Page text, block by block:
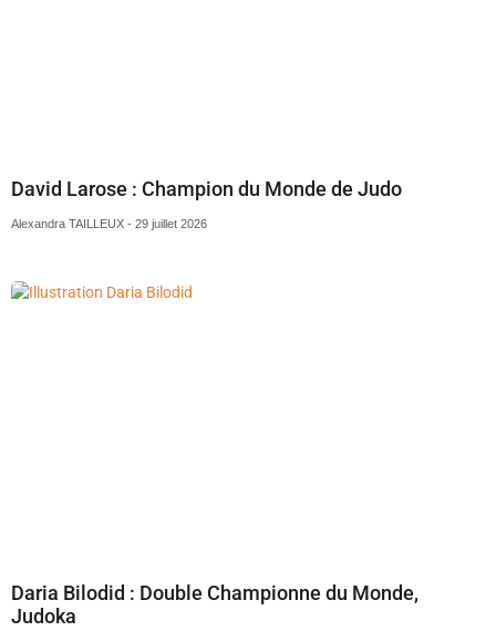
David Larose : Champion du Monde de Judo
Alexandra TAILLEUX 29 juillet 2026
Daria Bilodid : Double Championne du Monde,
Judoka